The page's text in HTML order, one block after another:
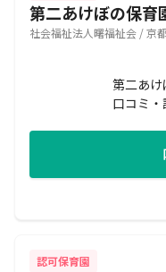
第二あけぼの保育
社会福祉法人曙福祉会 / 京
第二あけ
口コミ
認可保育園